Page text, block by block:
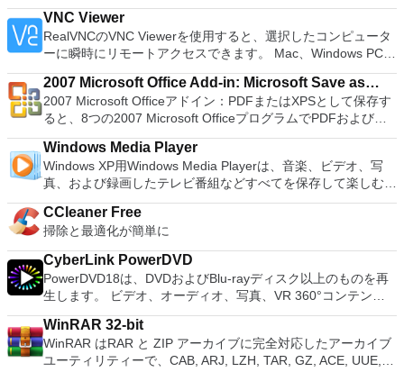
support (iOS and Android). WPS Cloud Storage included.
Although it is a free suite, WPS Office 2016 Free comes with
many innovative features, including a useful a paragraph
adjustment tool int he Writer program. It has an Office to PDF
converter, automatic spell checking and word count features.
It also has some neat tools such as the Watermark in
document, and converting PowerPoint to Word document
support. Overall, WPS Office 2016 Free is a good alternative
to Microsoft's offering. The Writer program is a versatile word
processor; the Presentation program is an easy to use and
effective slide show maker that helps you to create impressive
multimedia presentations; and the Spreadsheets program is
both a flexible and a powerful spreadsheet application.
ハードドライブからISOイメージとして実行することもできま
す。 主な機能は次のとおりです。 Savestates：ボタンを1つ
押すだけで、ゲームの現在の「状態」を保存できます。 無制
限のメモリーカード：好きなだけメモリーカードを保存でき、
8MBから64MBまでの単一の物理カードに制限されなくなりま
した。 高解像度グラフィックス：PCSX2を使用すると、
1080pまたは4K HDでゲームをプレイできます。 全体とし
ゲームを高い精度でエミュレートでき、Windowsとエミュレ
ーターを切り替えることができます。欠点は、高速ゲームに苦
労し、時々フリーズまたはクラッシュすることです。* PCSX2
を使用するには、コンソールから抽出できるPlaystation 2
BIOSが必要です。
がある場合。 BIOSまたはその他のファームウェアをDOSから
フラッシュする必要がある場合。 低レベルのユーティリティ
を実行する必要がある場合。 Rufusは次の* ISOで動作しま
す：Arch Linux、Archbang、BartPE / pebuilder、CentOS、
Damn Small Linux、Fedora、FreeDOS、Gentoo、
gNewSense、Hiren&#39;s Boot CD、LiveXP、Knoppix、
Kubuntu、Linux Mint、NT Password Registry Editor、
OpenSUSE、Parted Magic、Slackware、Tails、Trinity
Rescue Kit、Ubuntu、Ultimate Boot CD、Windows XP（SP2
以降）、Windows Server 2003 R2、Windows Vista、
Windows 7、Windows 8。 *このリストは完全ではありませ
ア語、マレーシア語、セシュティナ、ダンスク、ドイツ語、英
語、スペイン語、フランス語、フルバツキー、イタリア語、ラ
トヴィエシュ、リエトゥビウ、マジャール、オランダ、ノルス
ク、ポルスキ、ポルトガル、ポルトガル、スロヴェンスキー、
スロベンツキー、スロヴェンスキーSrpski、Suomi、
Svenska、Türkçe。
トップ仮想化ソフトウェアアプリケーションにより、VMware
Workstation、VMware Fusion、VMware Server、または
VMware ESXで作成された仮想マシンを簡単に操作できます。
主な機能は次のとおりです。 1台のPCで複数のオペレーティ
ングシステムを同時に実行します。 インストールや構成の問
題なしに、事前構成された製品の利点を体験してください。
ホストコンピューターと仮想マシン間でデータを共有します。
32ビットと64ビットの両方の仮想マシンを実行します。 2-
way Virtual SMPを活用します。 サードパーティの仮想マシン
とイメージを使用します。 ホストコンピューターと仮想マシ
ン間でデータを共有します。 幅広いホストおよびゲストオペ
レーティングシステムのサポート。 USB 2.0デバイスのサポー
ト。 起動時にアプライアンス情報を取得します。 直感的なホ
ームページインターフェイスを介して仮想マシンに簡単にアク
想マシンまたはMicrosoft Virtual PC仮想マシンもサポートして
います。
VNC Viewer
RealVNCのVNC Viewerを使用すると、選択したコンピュータ
ーに瞬時にリモートアクセスできます。 Mac、Windows PC、
またはLinuxマシン、世界中のどこからでも。 VNC Viewerを
使用すると、コンピューターのデスクトップを表示したり、コ
ンピューターの前に直接座っているかのようにマウスとキーボ
ードを制御したりできます。 VNC Viewerは、インストールと
使用が簡単です。制御したいデバイスでインストーラーを実行
し、指示に従ってください。オプションで、Windowsでのリ
モート展開に使用可能なMSIがあります。デスクトッププラッ
トフォームにVNC Viewerをインストールする権限がない場合
は、スタンドアロンオプションを選択する必要があります。
主な機能は次のとおりです。 クラウドサービスを介してVNC
Connectを実行しているコンピューターに接続します。 Apple
Screen Sharing（ARD）などのサードパーティ製のVNC互換
ソフトウェアを実行しているコンピューターに直接接続しま
す。 各デバイスでVNC Viewerにサインインして、すべてのデ
ボードの上のスクロールバーには、Command / Windowsなど
の高度なキーが含まれています。 Bluetoothキーボードのサポ
ート。 VNC Connectサブスクリプションには、無料、有料、
2007 Microsoft Office Add-in: Microsoft Save as
PDF or XPS
2007 Microsoft Officeアドイン：PDFまたはXPSとして保存す
ると、8つの2007 Microsoft OfficeプログラムでPDFおよび
XPS形式にエクスポートして保存できます。このツールを使用
すると、これらのプログラムのサブセットでPDF形式および
XPS形式の電子メール添付ファイルとして送信することもでき
ます（特定の機能はプログラムによって異なります）。 この
ダウンロードは、次のOfficeプログラムで動作します。
Microsoft Office Access 2007。 Microsoft Office Excel 2007。
Microsoft Office InfoPath 2007。 Microsoft Office OneNote
2007。 Microsoft Office PowerPoint 2007。 Microsoft Office
Publisher 2007。 Microsoft Office Visio 2007。 Microsoft
Office Word 2007。 2007 Microsoft Officeプログラムのこの
Microsoft Save as PDFまたはXPSアドインは、2007 Microsoft
Office systemソフトウェアの補足条項であり、2007 Microsoft
Office systemソフトウェアのライセンス条項の対象となりま
す。 システム要件：サポートされているオペレーティングシ
Windows Media Player
Windows XP用Windows Media Playerは、音楽、ビデオ、写
真、および録画したテレビ番組などすべてを保存して楽しむ最
適な機能を搭載しています。 再生、表示、外出先で楽しむた
めのポータブル デバイスとの同期、さらには家中のデバイス
との共有も、すべて1か所で行えます。 シンプルなデザイン -
まったく新しい外観でデジタル エンターテイメントを楽しめ
ます。 大好きな音楽をより多く - デジタル音楽体験がさらに
楽しくなります。 エンターテイメントをすべて1つの場所に -
音楽、ビデオ、写真、録画したテレビ番組をすべて保存して楽
しめます。 どこでも楽しめる - どこにいても音楽、ビデオ、
写真にアクセスできます。
CCleaner Free
掃除と最適化が簡単に
CyberLink PowerDVD
PowerDVD18は、DVDおよびBlu-rayディスク以上のものを再
生します。 ビデオ、オーディオ、写真、VR 360°コンテン
ツ、さらにはYouTubeやVimeoにとっても、PowerDVD18は重
要なエンターテイメントの仲間です。 Ultra HD HDR TVとサ
ラウンドサウンドシステムの可能性を解き放ち、360°ビデオ
の増え続けるコレクションへのアクセスで仮想世界に没頭する
WinRAR 32-bit
WinRAR はRAR と ZIP アーカイブに完全対応したアーカイブ
ユーティリティーで、CAB, ARJ, LZH, TAR, GZ, ACE, UUE,